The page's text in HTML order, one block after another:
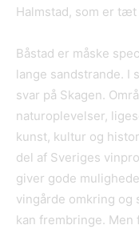
Halmstad, som er tæt
Båstad er måske
lange sandstrande. I
svar på Skagen.
naturoplevelser,
kunst, kultur og
del af Sveriges
giver gode
vingårde omkring og
kan frembringe.